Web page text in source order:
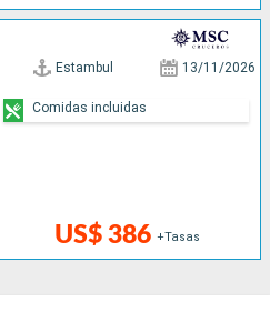
Estambul 13/11/2026
US$ 386 +Tasas
Comidas incluidas